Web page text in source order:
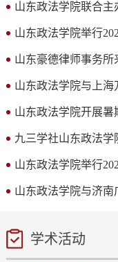
山东政法学院联合
山东政法学院举行
山东豪德律师事务所
山东政法学院与上海
山东政法学院开展暑
九三学社山东政法学
山东政法学院举行
山东政法学院与济南
学术活动